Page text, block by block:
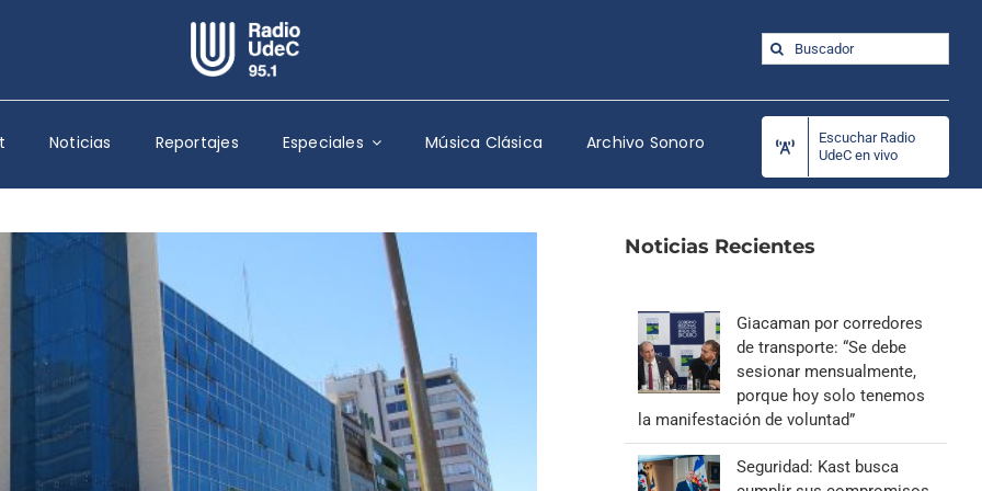
Escuchar Radio UdeC en vivo
Quiénes Somos
Programación
Podcast
Noticias
Reportajes
Columnas
Música Clásica
Especiales
Buscar:
Noticias Reportajes Especiales Música Clásica Archivo Sonoro
Escuchar Radio
UdeC en vivo
Noticias Recientes
Giacaman por corredores
de transporte: “Se debe
sesionar mensualmente,
porque hoy solo tenemos
la manifestación de voluntad”
Seguridad: Kast busca